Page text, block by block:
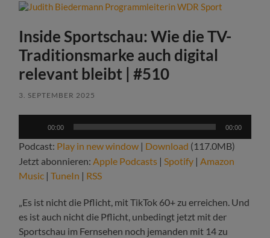
Inside Sportschau: Wie die TV-
Traditionsmarke auch digital
relevant bleibt | #510
3. SEPTEMBER 2025
00:00 00:00
Podcast: Play in new window | Download (117.0MB)
Jetzt abonnieren:Apple Podcasts |Spotify |Amazon
Music |TuneIn | RSS
„Es ist nicht die Pflicht, mit TikTok 60+ zu erreichen. Und
es ist auch nicht die Pflicht, unbedingt jetzt mit der
Sportschau im Fernsehen noch jemanden mit 14 zu